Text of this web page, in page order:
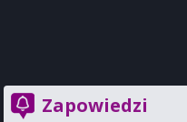
Zapowiedzi